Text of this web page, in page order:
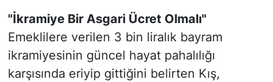
"İkramiye Bir Asgari Ücret Olmalı"
Emeklilere verilen 3 bin liralık bayram
ikramiyesinin güncel hayat pahalılığı
karşısında eriyip gittiğini belirten Kış,